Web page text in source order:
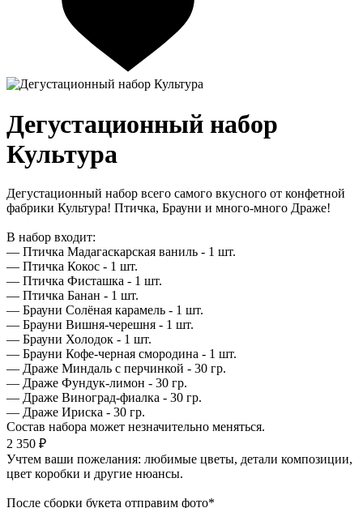
Дегустационный набор
Культура
Дегустационный набор всего самого вкусного от конфетной
фабрики Культура! Птичка, Брауни и много-много Драже!
В набор входит:
— Птичка Мадагаскарская ваниль - 1 шт.
— Птичка Кокос - 1 шт.
— Птичка Фисташка - 1 шт.
— Птичка Банан - 1 шт.
— Брауни Солёная карамель - 1 шт.
— Брауни Вишня-черешня - 1 шт.
— Брауни Холодок - 1 шт.
— Брауни Кофе-черная смородина - 1 шт.
— Драже Миндаль с перчинкой - 30 гр.
— Драже Фундук-лимон - 30 гр.
— Драже Виноград-фиалка - 30 гр.
— Драже Ириска - 30 гр.
Состав набора может незначительно меняться.
2 350 ₽
Учтем ваши пожелания: любимые цветы, детали композиции,
цвет коробки и другие нюансы.
После сборки букета отправим фото*